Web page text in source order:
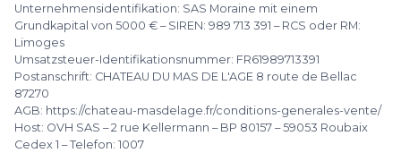
Unternehmensidentifikation: SAS Moraine mit einem
Grundkapital von 5000 € – SIREN: 989 713 391 – RCS oder RM:
Limoges
Umsatzsteuer-Identifikationsnummer: FR61989713391
Postanschrift: CHATEAU DU MAS DE L'AGE 8 route de Bellac
87270
AGB: https://chateau-masdelage.fr/conditions-generales-vente/
Host: OVH SAS – 2 rue Kellermann – BP 80157 – 59053 Roubaix
Cedex 1 – Telefon: 1007